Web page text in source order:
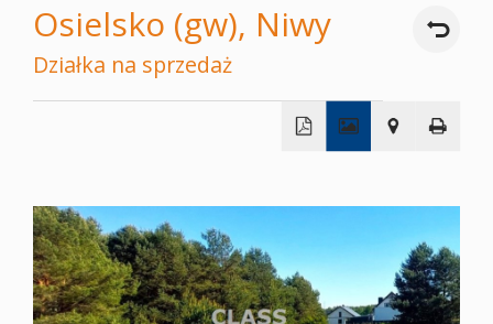
O
firmie
Oferty
Osielsko (gw), Niwy
Działka na sprzedaż
−